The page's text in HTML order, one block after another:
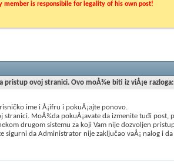
member is responsibile for legality of his own post!
pristup ovoj stranici. Ovo moÅ¾e biti iz viÅ¡e razloga:
ime i Å¡ifru i pokuÅ¡ajte ponovo.
stranici. MoÅ¾da pokuÅ¡avate da izmenite tuđi post,
drugom sistemu za koji Vam nije dozvoljen
sigurni da Administrator nije zaključao vaÅ¡ nalog i da